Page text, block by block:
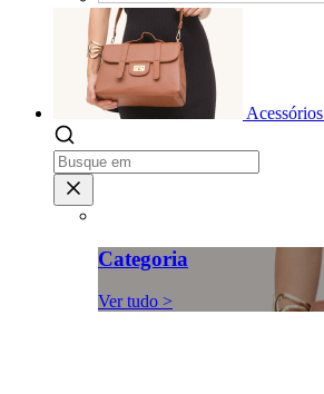
Acessórios
Categoria
Ver tudo >